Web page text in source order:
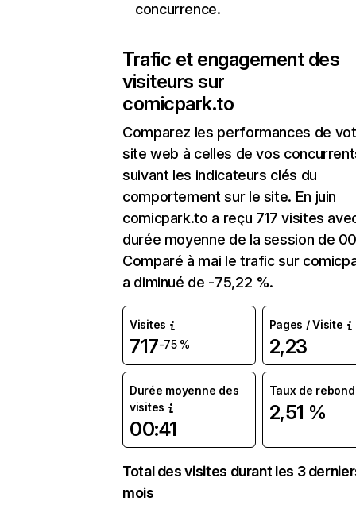
concurrence.
Trafic et engagement des
visiteurs sur
comicpark.to
Comparez les performances de
site web à celles de vos
suivant les indicateurs clés du
comportement sur le site. En juin
comicpark.to a reçu 717 visites
durée moyenne de la session de
Comparé à mai le trafic sur
a diminué de -75,22 %.
Visites
717-75 %
Pages / Visite
2,23
Durée moyenne des
visites
00:41
Taux de rebond
2,51 %
Total des visites durant les 3
mois